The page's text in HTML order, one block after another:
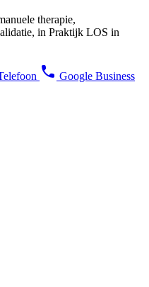
therapie,
in Praktijk LOS in
phone Google Business